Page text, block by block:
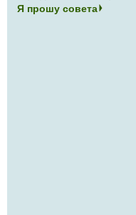
Я прошу совета